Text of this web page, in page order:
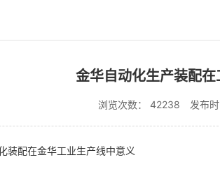
金华自动化生产装配
浏览次数： 42238 发布
装配在金华工业生产线中意义